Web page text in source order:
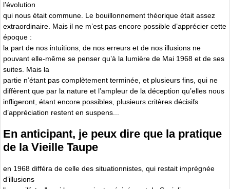
l’évolution
qui nous était commune. Le bouillonnement théorique était assez
extraordinaire. Mais il ne m’est pas encore possible d’apprécier cette
époque :
la part de nos intuitions, de nos erreurs et de nos illusions ne
pouvant elle-même se penser qu’à la lumière de Mai 1968 et de ses
suites. Mais la
partie n’étant pas complètement terminée, et plusieurs fins, qui ne
diffèrent que par la nature et l’ampleur de la déception qu’elles nous
infligeront, étant encore possibles, plusieurs critères décisifs
d’appréciation restent en suspens...
En anticipant, je peux dire que la pratique
de la Vieille Taupe
en 1968 différa de celle des situationnistes, qui restait imprégnée
d’illusions